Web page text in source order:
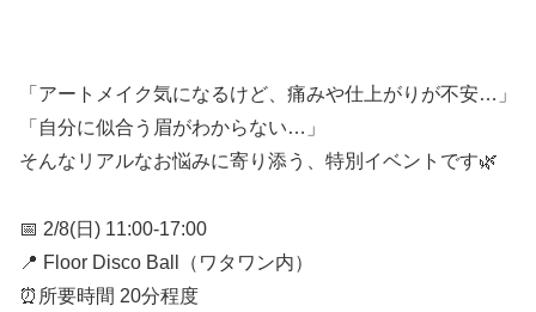
「アートメイク気になるけど、痛みや仕上がりが不安…」
「自分に似合う眉がわからない…」
そんなリアルなお悩みに寄り添う、特別イベントです🌿
📅 2/8(日) 11:00-17:00
📍 Floor Disco Ball（ワタワン内）
⏰所要時間 20分程度